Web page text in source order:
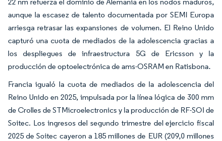
aunque la escasez de talento documentada por SEMI Europa
arriesga retrasar las expansiones de volumen. El Reino Unido
capturó una cuota de mediados de la adolescencia gracias a
los despliegues de infraestructura 5G de Ericsson y la
producción de optoelectrónica de ams-OSRAM en Ratisbona.
Francia igualó la cuota de mediados de la adolescencia del
Reino Unido en 2025, impulsada por la línea lógica de 300 mm
de Crolles de STMicroelectronics y la producción de RF-SOI de
Soitec. Los ingresos del segundo trimestre del ejercicio fiscal
2025 de Soitec cayeron a 185 millones de EUR (209,0 millones